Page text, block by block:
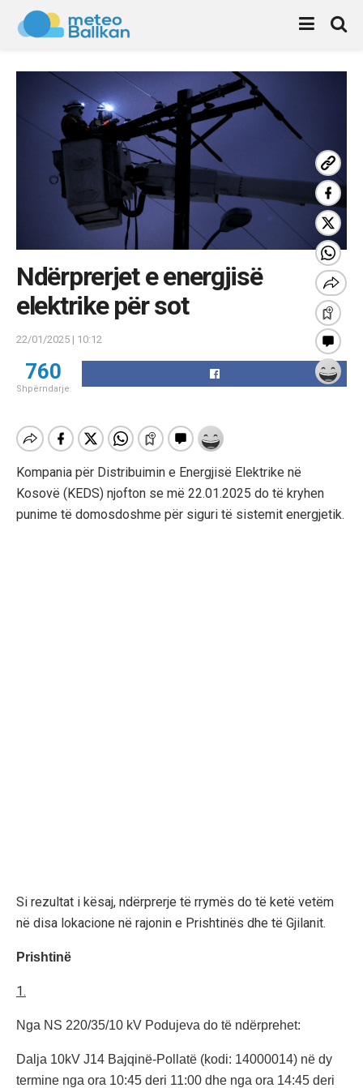
Ndërprerjet e energjisë
elektrike për sot
22/01/2025 | 10:12
760
Shpërndarje
Kompania për Distribuimin e Energjisë Elektrike në
Kosovë (KEDS) njofton se më 22.01.2025 do të kryhen
punime të domosdoshme për siguri të sistemit energjetik.
Si rezultat i kësaj, ndërprerje të rrymës do të ketë vetëm
në disa lokacione në rajonin e Prishtinës dhe të Gjilanit.
Prishtinë
1.
Nga NS 220/35/10 kV Podujeva do të ndërprehet:
Dalja 10kV J14 Bajqinë-Pollatë (kodi: 14000014) në dy
termine nga ora 10:45 deri 11:00 dhe nga ora 14:45 deri